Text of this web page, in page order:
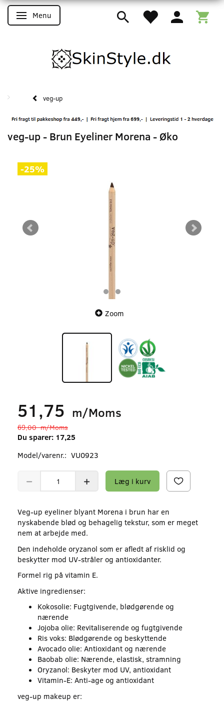
Skifte navigation
Menu
veg-up
veg-up - Brun Eyeliner Morena - Øko
-25%
Zoom
51,75 m/Moms
69,00m/Moms
Du sparer: 17,25
Model/varenr.: VU0923
Læg i kurv
Veg-up eyeliner blyant Morena i brun har en
nyskabende blød og behagelig tekstur, som er meget
nem at arbejde med.
Den indeholde oryzanol som er afledt af risklid og
beskytter mod UV-stråler og antioxidanter.
Formel rig på vitamin E.
Aktive ingredienser:
Kokosolie: Fugtgivende, blødgørende og
nærende
Jojoba olie: Revitaliserende og fugtgivende
Ris voks: Blødgørende og beskyttende
Avocado olie: Antioxidant og nærende
Baobab olie: Nærende, elastisk, stramning
Oryzanol: Beskyter mod UV, antioxidant
Vitamin-E: Anti-age og antioxidant
veg-up makeup er: